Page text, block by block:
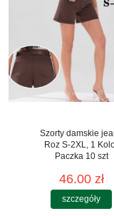
Szorty damskie
Roz S-2XL, 1
Paczka 10 szt
46.00 zł
szczegóły